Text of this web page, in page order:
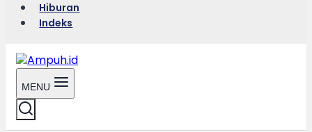
Hiburan
Indeks
MENU